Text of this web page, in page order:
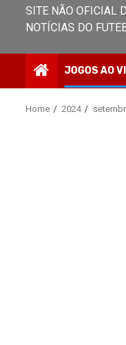
SITE NÃO OFICIAL
NOTÍCIAS DO
JOGOS AO
Home 2024